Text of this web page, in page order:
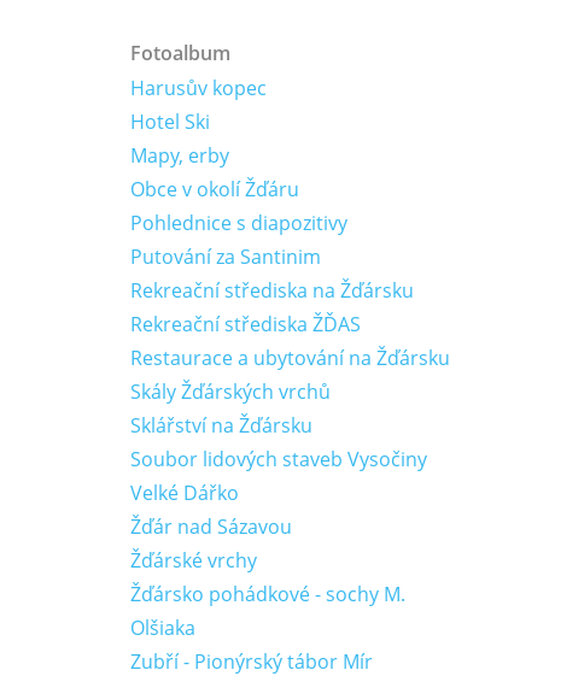
Fotoalbum
Harusův kopec
Hotel Ski
Mapy, erby
Obce v okolí Žďáru
Pohlednice s diapozitivy
Putování za Santinim
Rekreační střediska na Žďársku
Rekreační střediska ŽĎAS
Restaurace a ubytování na Žďársku
Skály Žďárských vrchů
Sklářství na Žďársku
Soubor lidových staveb Vysočiny
Velké Dářko
Žďár nad Sázavou
Žďárské vrchy
Žďársko pohádkové - sochy M.
Olšiaka
Zubří - Pionýrský tábor Mír